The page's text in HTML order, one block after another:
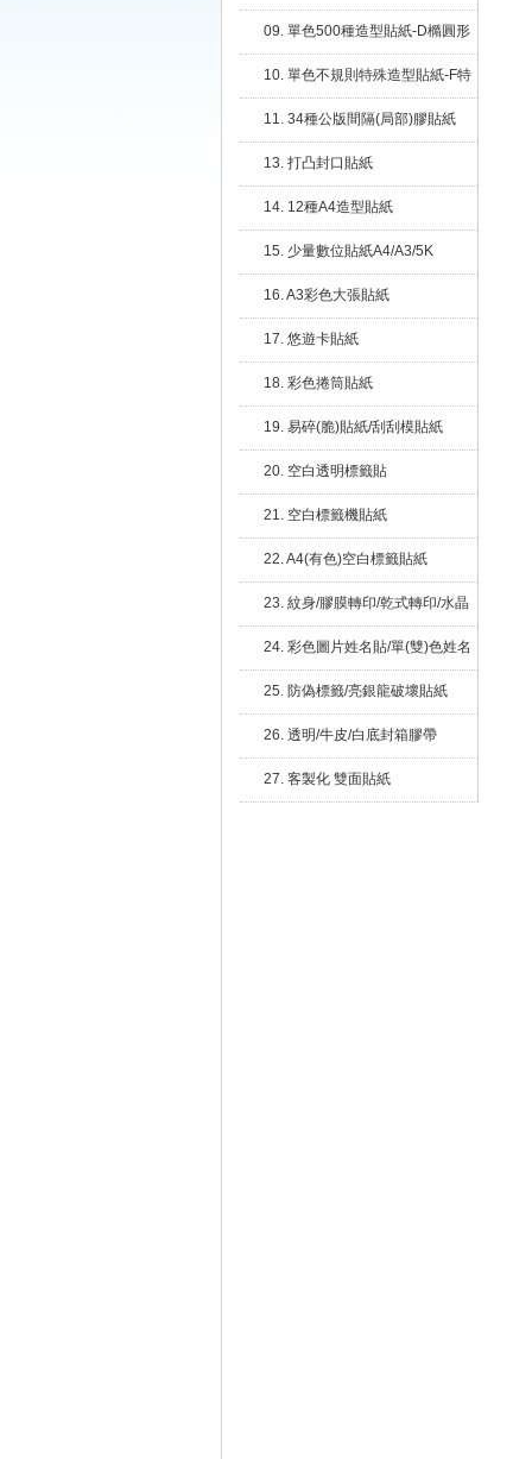
09. 單色500種造型貼紙-D橢圓形
10. 單色不規則特殊造型貼紙-F特
11. 34種公版間隔(局部)膠貼紙
13. 打凸封口貼紙
14. 12種A4造型貼紙
15. 少量數位貼紙A4/A3/5K
16. A3彩色大張貼紙
17. 悠遊卡貼紙
18. 彩色捲筒貼紙
19. 易碎(脆)貼紙/刮刮模貼紙
20. 空白透明標籤貼
21. 空白標籤機貼紙
22. A4(有色)空白標籤貼紙
23. 紋身/膠膜轉印/乾式轉印/水晶
24. 彩色圖片姓名貼/單(雙)色姓名
25. 防偽標籤/亮銀龍破壞貼紙
26. 透明/牛皮/白底封箱膠帶
27. 客製化 雙面貼紙